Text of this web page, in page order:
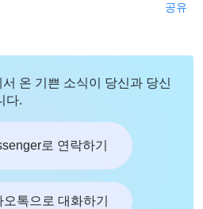
공유
온 기쁜 소식이 당신과 당신
다.
로 연락하기
오톡으로 대화하기